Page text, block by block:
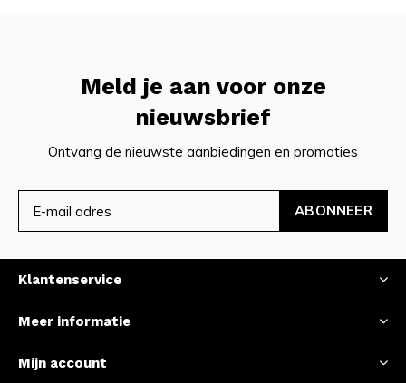
Meld je aan voor onze
nieuwsbrief
Ontvang de nieuwste aanbiedingen en promoties
ABONNEER
Klantenservice
Meer informatie
Mijn account